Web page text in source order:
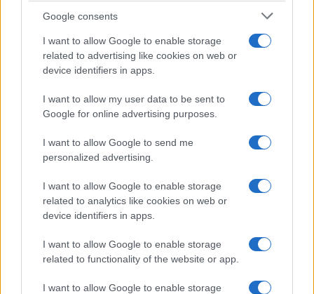
Google consents
I want to allow Google to enable storage
related to advertising like cookies on web or
device identifiers in apps.
I want to allow my user data to be sent to
Google for online advertising purposes.
I want to allow Google to send me
personalized advertising.
I want to allow Google to enable storage
related to analytics like cookies on web or
device identifiers in apps.
I want to allow Google to enable storage
related to functionality of the website or app.
I want to allow Google to enable storage
NECROLOGIE
Mario Malu
Paolo Pinna